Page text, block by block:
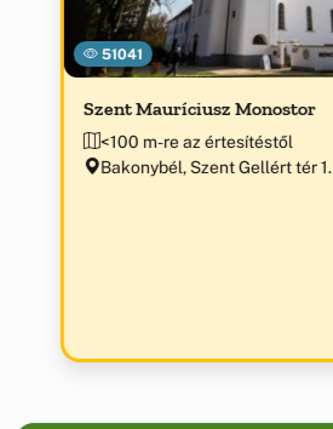
51041
Szent Mauríciusz Monostor
<100 m-re az értesítéstől
Bakonybél, Szent Gellért tér 1.